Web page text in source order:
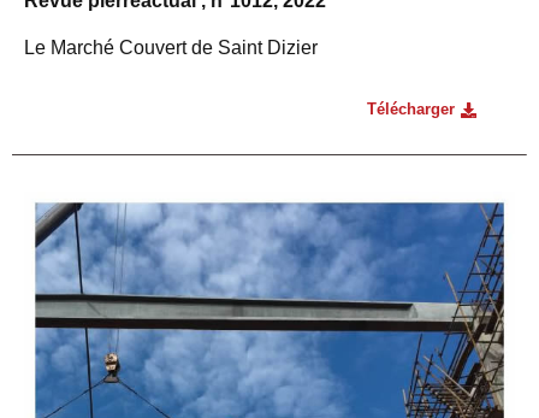
Le Marché Couvert de Saint Dizier
Télécharger